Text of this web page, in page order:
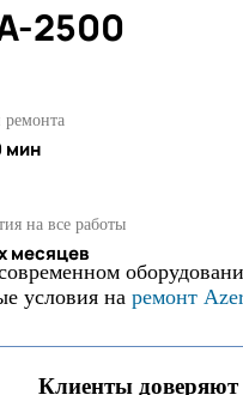
2500
ремонта
мин
на все работы
месяцев
условия на ремонт
Клиенты доверяют